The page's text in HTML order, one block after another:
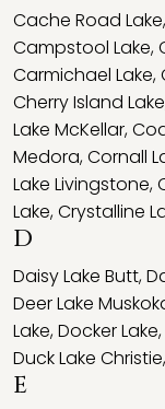
Cache Road Lake,
Campstool Lake,
Carmichael Lake,
Cherry Island Lake
Lake McKellar,
Medora,Cornall
Lake Livingstone,
Lake,Crystalline
D
Daisy Lake Butt,
Deer Lake
Lake,Docker Lake,
Duck Lake Christie,
E